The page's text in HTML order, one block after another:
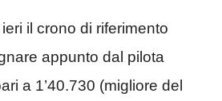
il crono di riferimento
appunto dal pilota
a 1’40.730 (migliore del